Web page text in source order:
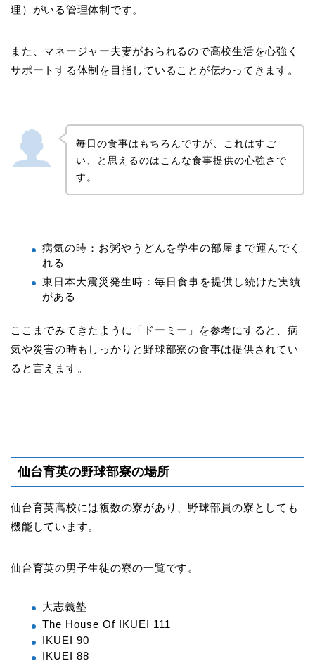
理）がいる管理体制です。
また、マネージャー夫妻がおられるので高校生活を心強く
サポートする体制を目指していることが伝わってきます。
毎日の食事はもちろんですが、これはすご
い、と思えるのはこんな食事提供の心強さで
す。
病気の時：お粥やうどんを学生の部屋まで運んでく
れる
東日本大震災発生時：毎日食事を提供し続けた実績
がある
ここまでみてきたように「ドーミー」を参考にすると、病
気や災害の時もしっかりと野球部寮の食事は提供されてい
ると言えます。
仙台育英の野球部寮の場所
仙台育英高校には複数の寮があり、野球部員の寮としても
機能しています。
仙台育英の男子生徒の寮の一覧です。
大志義塾
The House Of IKUEI 111
IKUEI 90
IKUEI 88